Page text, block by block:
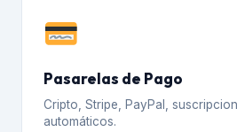
Pasarelas de Pago
Cripto, Stripe, PayPal,
automáticos.